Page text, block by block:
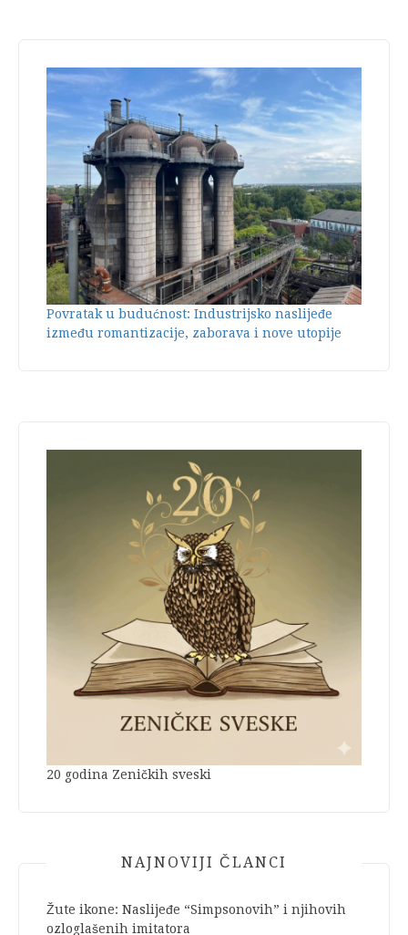
Povratak u budućnost: Industrijsko naslijeđe
između romantizacije, zaborava i nove utopije
20 godina Zeničkih sveski
NAJNOVIJI ČLANCI
Žute ikone: Naslijeđe “Simpsonovih” i njihovih
ozloglašenih imitatora